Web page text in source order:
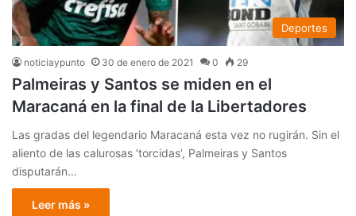
Deportes
noticiaypunto 30 de enero de 2021 0 29
Palmeiras y Santos se miden en el
Maracaná en la final de la Libertadores
Las gradas del legendario Maracaná esta vez no rugirán. Sin el
aliento de las calurosas ‘torcidas’, Palmeiras y Santos
disputarán…
Leer más »